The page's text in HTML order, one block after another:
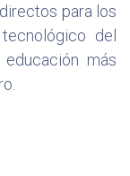
para los
del
más